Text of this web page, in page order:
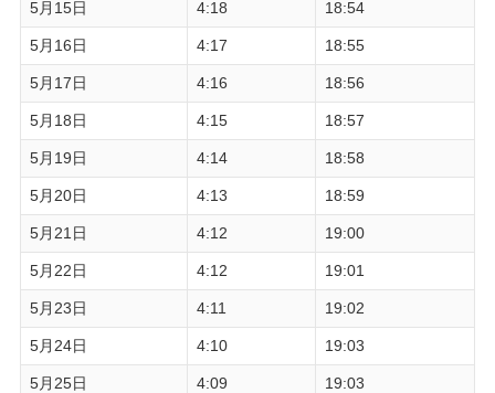
5月15日 4:18 18:54
5月16日 4:17 18:55
5月17日 4:16 18:56
5月18日 4:15 18:57
5月19日 4:14 18:58
5月20日 4:13 18:59
5月21日 4:12 19:00
5月22日 4:12 19:01
5月23日 4:11 19:02
5月24日 4:10 19:03
5月25日 4:09 19:03